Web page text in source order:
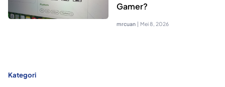
Gamer?
mrcuan | Mei 8, 2026
Kategori